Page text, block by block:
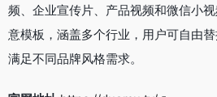
频、企业宣传片、产品视频和微信小
意模板，涵盖多个行业，用户可自由
满足不同品牌风格需求。